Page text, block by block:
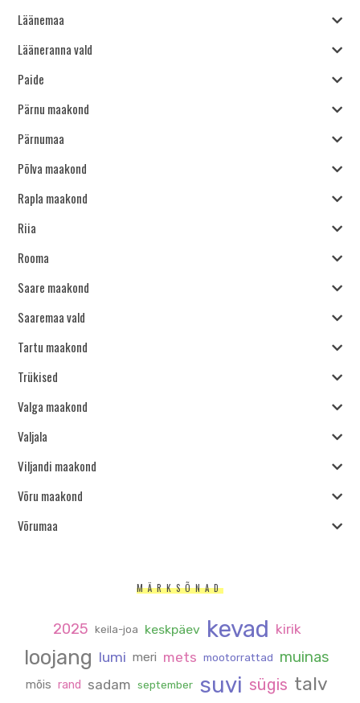
Läänemaa
Lääneranna vald
Paide
Pärnu maakond
Pärnumaa
Põlva maakond
Rapla maakond
Riia
Rooma
Saare maakond
Saaremaa vald
Tartu maakond
Trükised
Valga maakond
Valjala
Viljandi maakond
Võru maakond
Võrumaa
MÄRKSÕNAD
2025 keila-joa keskpäev kevad kirik
loojang lumi meri mets mootorrattad muinas
mõis rand sadam september suvi sügis talv